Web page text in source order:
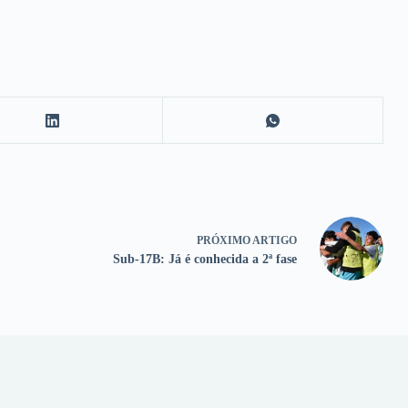
PRÓXIMO ARTIGO
Sub-17B: Já é conhecida a 2ª fase